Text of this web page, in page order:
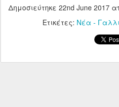
Δημοσιεύτηκε 22nd June 2017
Ετικέτες: Νέα -